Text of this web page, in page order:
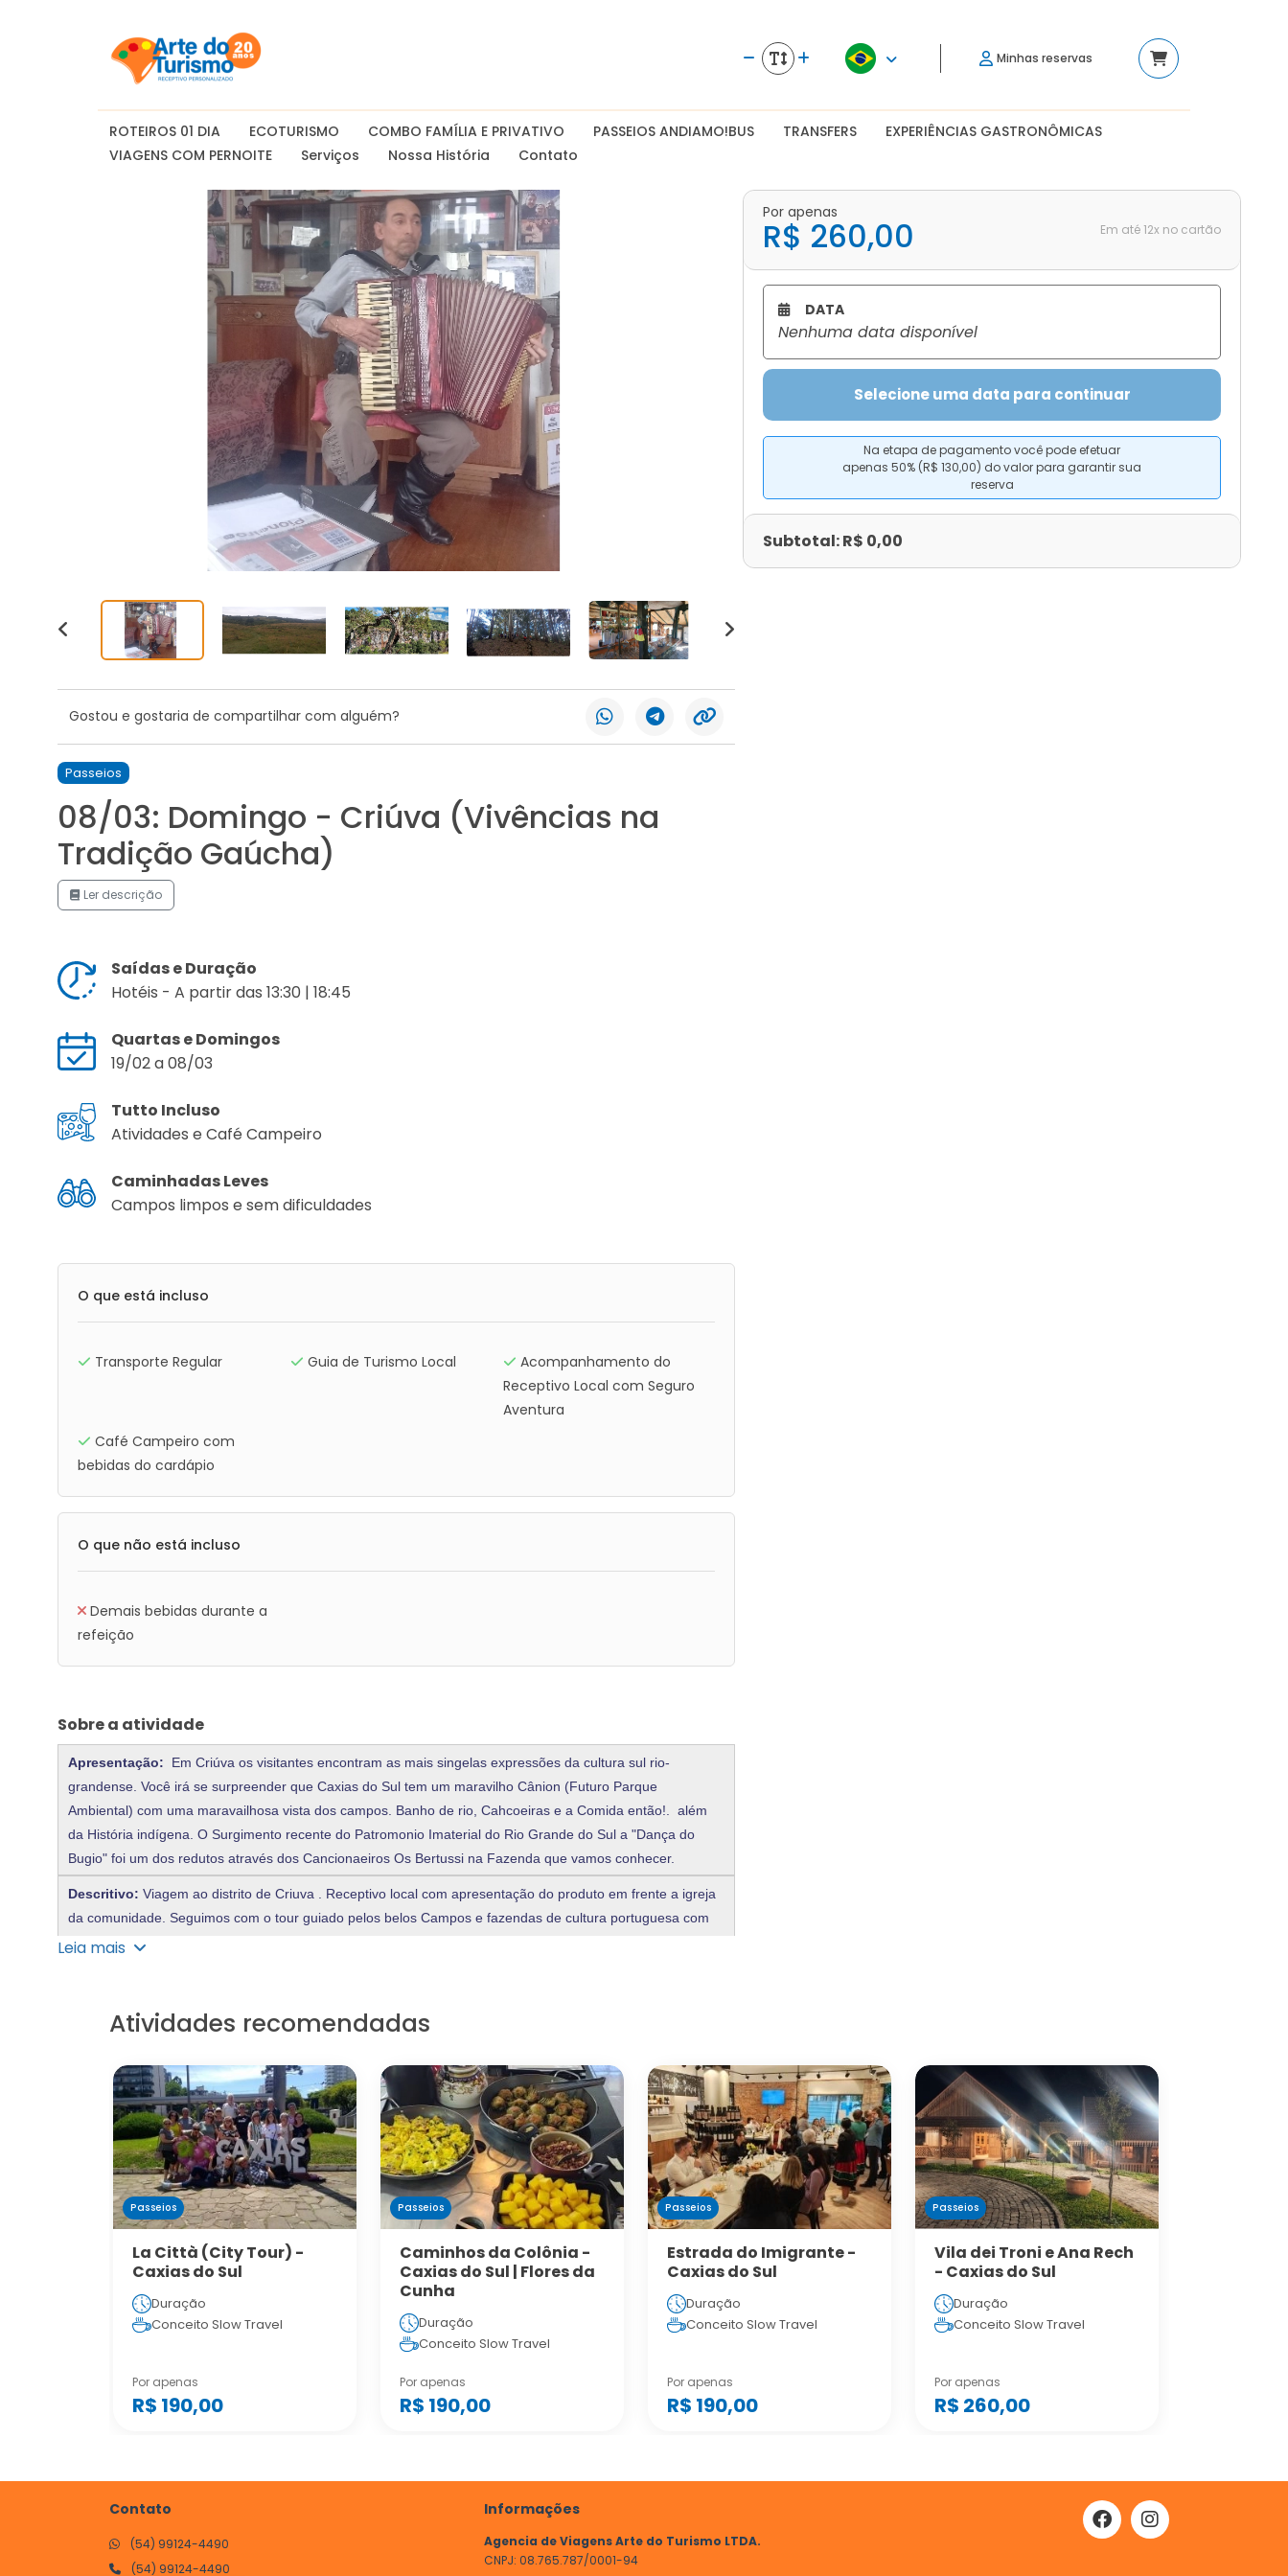
Minhas reservas
ROTEIROS 01 DIA ECOTURISMO COMBO FAMÍLIA E PRIVATIVO PASSEIOS ANDIAMO!BUS TRANSFERS
EXPERIÊNCIAS GASTRONÔMICAS
VIAGENS COM PERNOITE
Serviços Nossa História Contato
Gostou e gostaria de compartilhar com alguém?
Passeios
08/03: Domingo - Criúva (Vivências na
Tradição Gaúcha)
Ler descrição
Saídas e Duração
Hotéis - A partir das 13:30 | 18:45
Quartas e Domingos
19/02 a 08/03
Tutto Incluso
Atividades e Café Campeiro
Caminhadas Leves
Campos limpos e sem dificuldades
O que está incluso
Transporte Regular Guia de Turismo Local
Acompanhamento do
Receptivo Local com Seguro
Aventura
Café Campeiro com
bebidas do cardápio
O que não está incluso
Demais bebidas durante a
refeição
Sobre a atividade
Apresentação:
Em Criúva os visitantes encontram as mais singelas expressões da cultura sul rio-
grandense. Você irá se surpreender que Caxias do Sul tem um maravilho Cânion (Futuro Parque
Ambiental) com uma maravailhosa vista dos campos. Banho de rio, Cahcoeiras e a Comida então!. além
da História indígena. O Surgimento recente do Patromonio Imaterial do Rio Grande do Sul a "Dança do
Bugio" foi um dos redutos através dos Cancionaeiros Os Bertussi na Fazenda que vamos conhecer.
Descritivo: Viagem ao distrito de Criuva . Receptivo local com apresentação do produto em frente a igreja
da comunidade. Seguimos com o tour guiado pelos belos Campos e fazendas de cultura portuguesa com
seus aspectos geográficos e curiosidades únicas da cultural local. Parada com Caminhada leve pelos
gaita no RS). Tempo livre na fazenda onde iremos conhecer uma réplica das cavernas indígenas e ter
No Final do Passeio será oferecido umCafé Campeiro
com produtos originários da cultura campeira com
uma roda de fogão e muitos "Causos!" Gaúchos
Leia mais
Por apenas
R$ 260,00 Em até 12x no cartão
DATA
Nenhuma data disponível
Selecione uma data para continuar
Na etapa de pagamento você pode efetuar
apenas 50% (R$ 130,00) do valor para garantir sua
reserva
Subtotal: R$ 0,00
Atividades recomendadas
Passeios
La Città (City Tour) -
Caxias do Sul
Duração
Conceito Slow Travel
Por apenas
R$ 190,00
Passeios
Caminhos da Colônia -
Caxias do Sul | Flores da
Cunha
Duração
Conceito Slow Travel
Por apenas
R$ 190,00
Passeios
Estrada do Imigrante -
Caxias do Sul
Duração
Conceito Slow Travel
Por apenas
R$ 190,00
Passeios
Vila dei Troni e Ana Rech
- Caxias do Sul
Duração
Conceito Slow Travel
Por apenas
R$ 260,00
Contato
(54) 99124-4490
(54) 99124-4490
Informações
Agencia de Viagens Arte do Turismo LTDA.
CNPJ: 08.765.787/0001-94